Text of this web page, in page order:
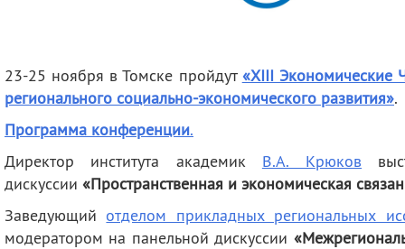
23-25 ноября в Томске пройдут «XIII Экономические
регионального социально-экономического развития».
Программа конференции.
Директор института академик В.А. Крюков
дискуссии «Пространственная и экономическая
Заведующий отделом прикладных региональных
модератором на панельной дискуссии